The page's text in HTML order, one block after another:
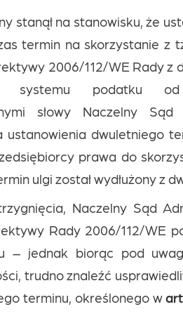
stanął na stanowisku, że
termin na skorzystanie z
2006/112/WE Rady z
systemu podatku
słowy Naczelny
dwuletniego
prawa do
ulgi został wydłużony z
Naczelny Sąd
Rady 2006/112/WE
– jednak biorąc pod
trudno znaleźć
terminu, określonego w